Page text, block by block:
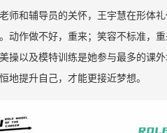
师和辅导员的关怀，王宇慧在形体
动作做不好，重来；笑容不标准
操以及模特训练是她参与最多的课
地提升自己，才能更接近梦想。